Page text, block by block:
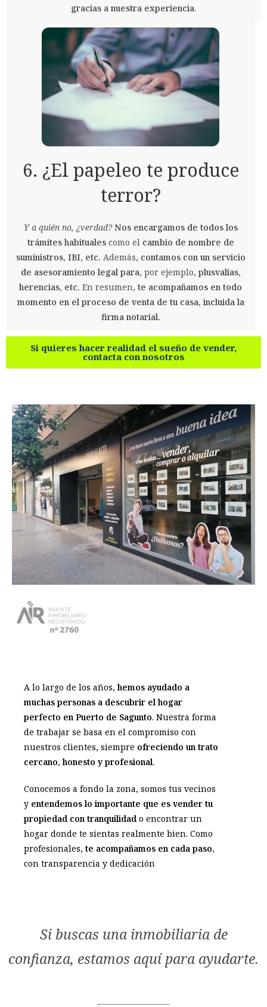
gracias a nuestra experiencia.
6. ¿El papeleo te produce
terror?
Y a quién no, ¿verdad?Nos encargamos de todos los
trámites habitualescomo el cambio de nombre de
suministros, IBI, etc. Además, contamos con un servicio
de asesoramiento legal para, por ejemplo,plusvalías,
herencias, etc. En resumen, te acompañamos en todo
momento en el proceso de venta de tu casa, incluida la
firma notarial.
Si quieres hacer realidad el sueño de vender,
contacta con nosotros
A lo largo de los años,hemos ayudado a
muchas personas a descubrir el hogar
perfecto en Puerto de Sagunto. Nuestra forma
de trabajar se basa en el compromiso con
nuestros clientes, siempre ofreciendo un trato
cercano, honesto y profesional.
Conocemos a fondo la zona, somos tus vecinos
y entendemos lo importante que es vender tu
propiedad con tranquilidad o encontrar un
hogar donde te sientas realmente bien. Como
profesionales, te acompañamos en cada paso,
con transparencia y dedicación
Si buscas una inmobiliaria de
confianza, estamos aquí para ayudarte.